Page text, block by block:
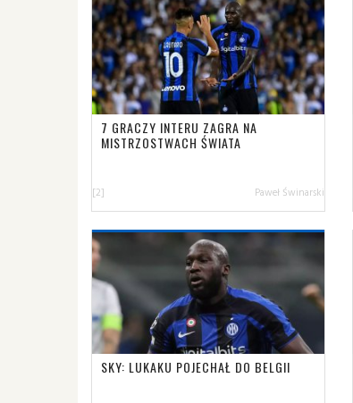
7 GRACZY INTERU ZAGRA NA
MISTRZOSTWACH ŚWIATA
[2] Paweł Świnarski
SKY: LUKAKU POJECHAŁ DO BELGII